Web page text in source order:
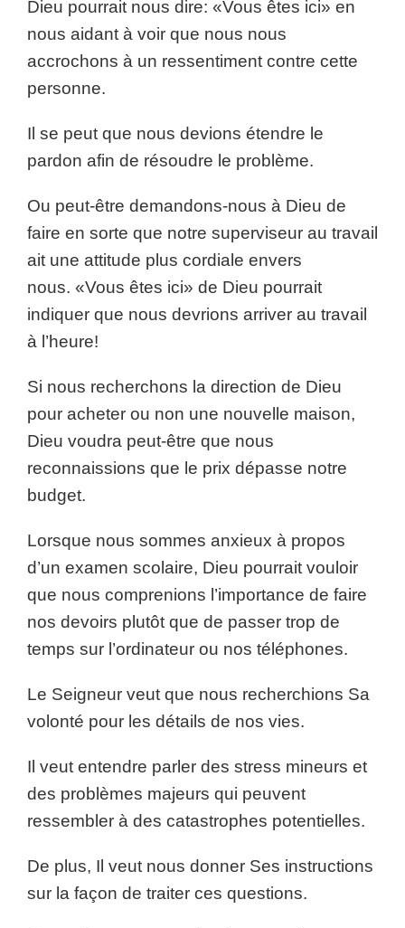
Dieu pourrait nous dire: «Vous êtes ici» en
nous aidant à voir que nous nous
accrochons à un ressentiment contre cette
personne.
Il se peut que nous devions étendre le
pardon afin de résoudre le problème.
Ou peut-être demandons-nous à Dieu de
faire en sorte que notre superviseur au travail
ait une attitude plus cordiale envers
nous. «Vous êtes ici» de Dieu pourrait
indiquer que nous devrions arriver au travail
à l’heure!
Si nous recherchons la direction de Dieu
pour acheter ou non une nouvelle maison,
Dieu voudra peut-être que nous
reconnaissions que le prix dépasse notre
budget.
Lorsque nous sommes anxieux à propos
d’un examen scolaire, Dieu pourrait vouloir
que nous comprenions l’importance de faire
nos devoirs plutôt que de passer trop de
temps sur l’ordinateur ou nos téléphones.
Le Seigneur veut que nous recherchions Sa
volonté pour les détails de nos vies.
Il veut entendre parler des stress mineurs et
des problèmes majeurs qui peuvent
ressembler à des catastrophes potentielles.
De plus, Il veut nous donner Ses instructions
sur la façon de traiter ces questions.